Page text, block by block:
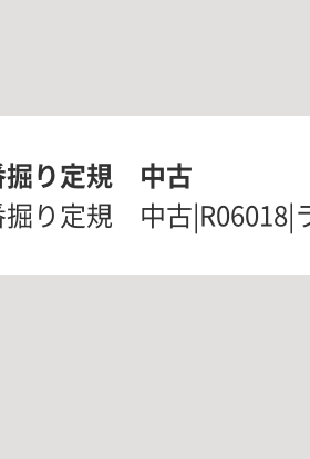
り定規 中古
り定規 中古|R06018|